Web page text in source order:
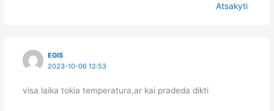
Atsakyti
EGIS
2023-10-06 12:53
visa laika tokia temperatura,ar kai pradeda dikti